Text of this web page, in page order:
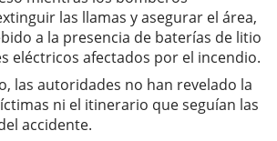
las llamas y asegurar el área,
a la presencia de baterías de litio
eléctricos afectados por el incendio.
las autoridades no han revelado la
ni el itinerario que seguían las
accidente.